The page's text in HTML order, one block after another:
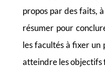
propos par des faits,
résumer pour
les facultés à fixer un
atteindre les objectifs